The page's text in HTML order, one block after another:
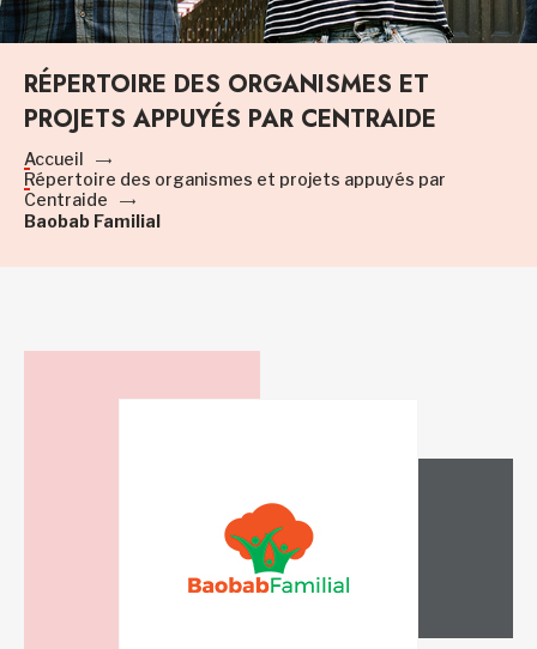
RÉPERTOIRE DES ORGANISMES ET
PROJETS APPUYÉS PAR CENTRAIDE
Accueil
Répertoire des organismes et projets appuyés par
Centraide
Baobab Familial